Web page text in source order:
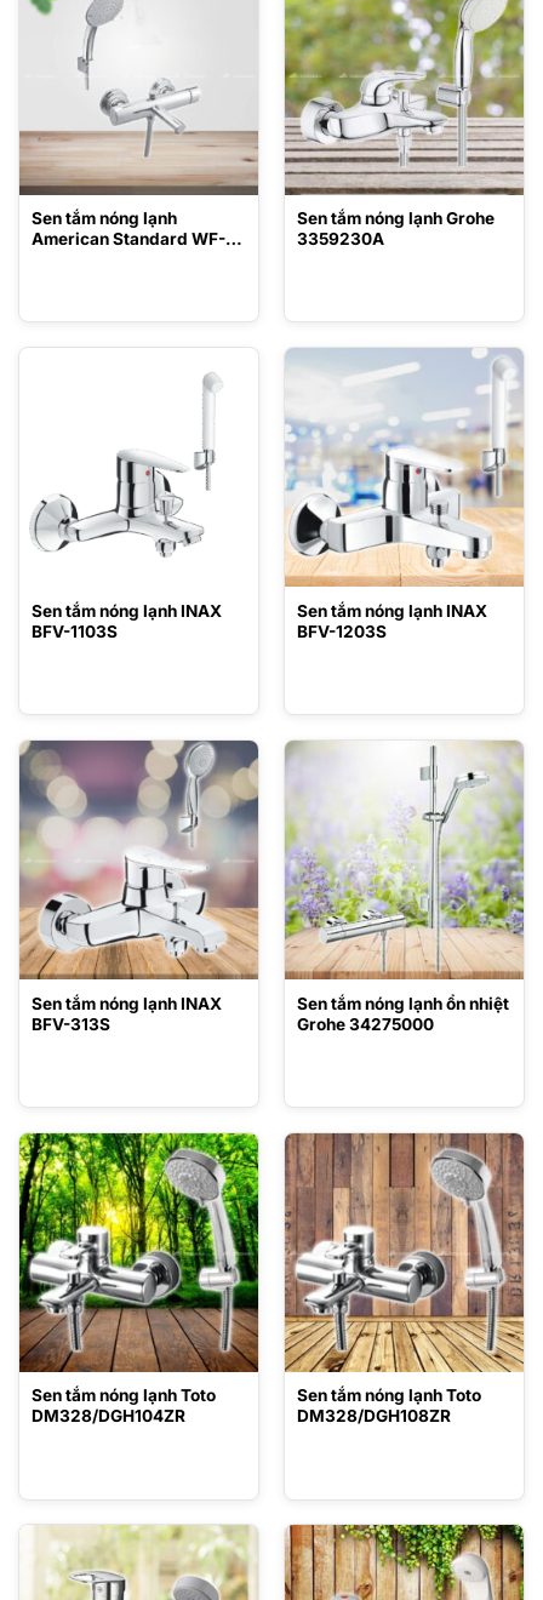
Sen tắm nóng lạnh
American Standard WF-
Sen tắm nóng lạnh Grohe
3359230A
Sen tắm nóng lạnh INAX
BFV-1103S
Sen tắm nóng lạnh INAX
BFV-1203S
Sen tắm nóng lạnh INAX
BFV-313S
Sen tắm nóng lạnh ổn nhiệt
Grohe 34275000
Sen tắm nóng lạnh Toto
DM328/DGH104ZR
Sen tắm nóng lạnh Toto
DM328/DGH108ZR